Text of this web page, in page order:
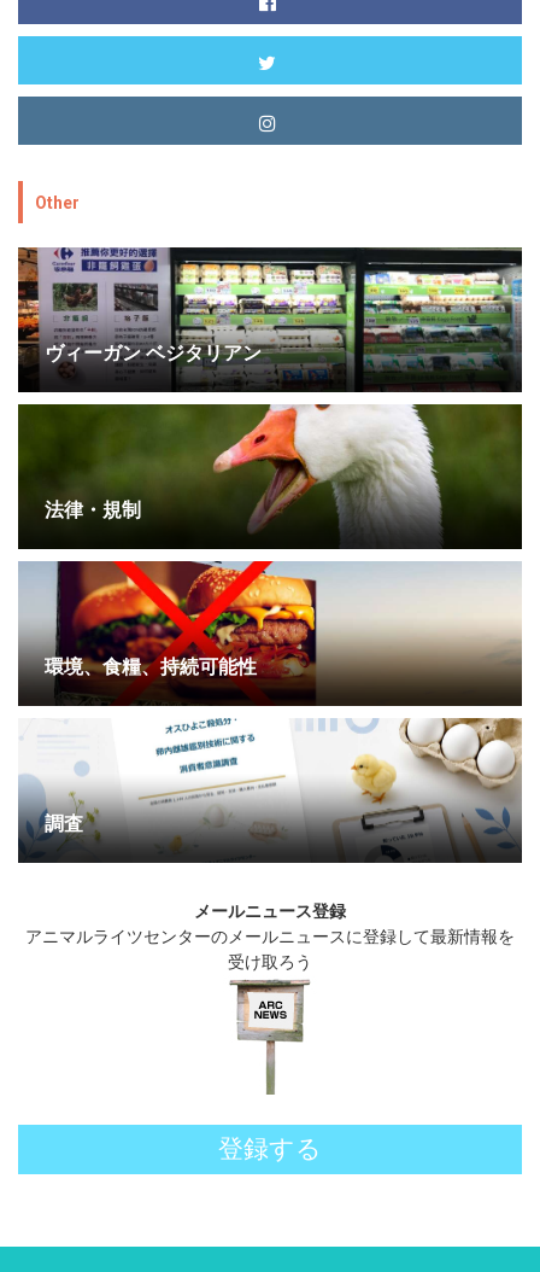
Other
ヴィーガン ベジタリアン
法律・規制
環境、食糧、持続可能性
調査
メールニュース登録
アニマルライツセンターのメールニュースに登録して最新情報を
受け取ろう
登録する